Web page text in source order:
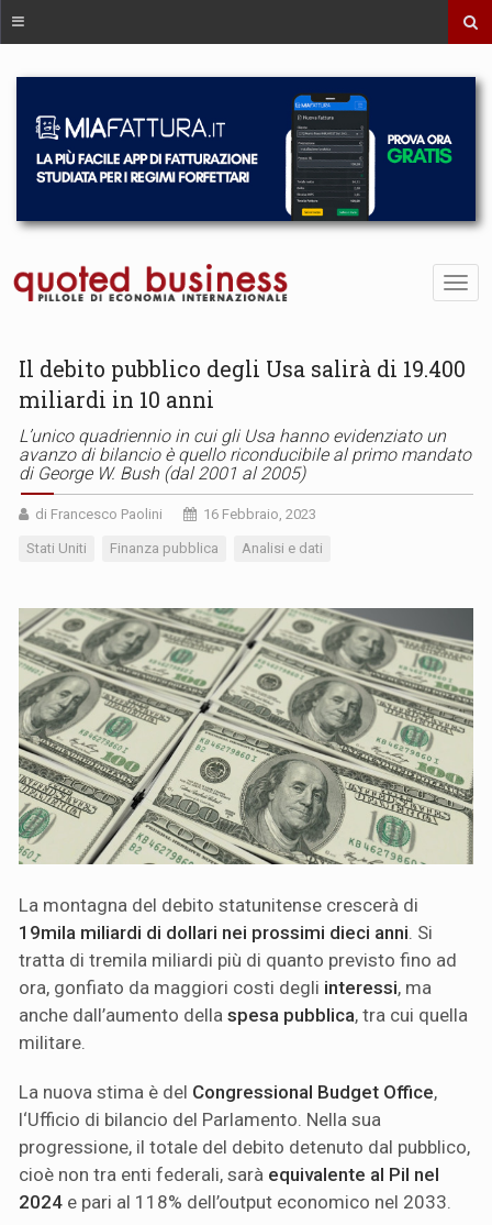
Il debito pubblico degli Usa salirà di 19.400
miliardi in 10 anni
L’unico quadriennio in cui gli Usa hanno evidenziato un
avanzo di bilancio è quello riconducibile al primo mandato
di George W. Bush (dal 2001 al 2005)
di Francesco Paolini 16 Febbraio, 2023
Stati Uniti Finanza pubblica Analisi e dati
La montagna del debito statunitense crescerà di
19mila miliardi di dollari nei prossimi dieci anni . Si
tratta di tremila miliardi più di quanto previsto fino ad
ora, gonfiato da maggiori costi degli interessi, ma
anche dall’aumento della spesa pubblica, tra cui quella
militare.
La nuova stima è del Congressional Budget Office,
l‘Ufficio di bilancio del Parlamento. Nella sua
progressione, il totale del debito detenuto dal pubblico,
cioè non tra enti federali, sarà equivalente al Pil nel
2024 e pari al 118% dell’output economico nel 2033.